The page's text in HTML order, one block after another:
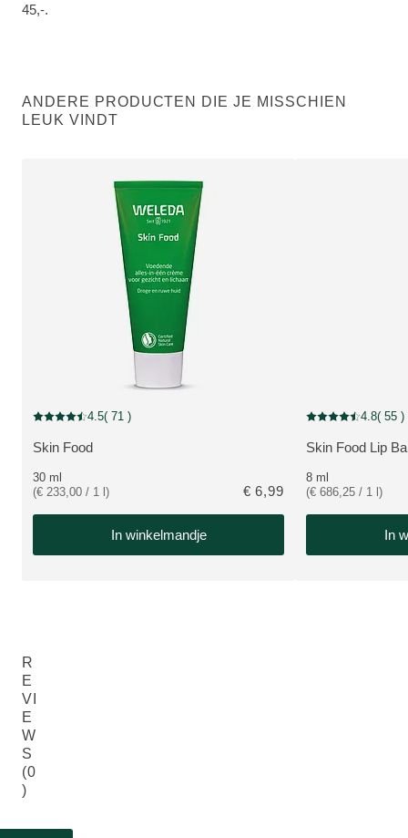
45,-.
ANDERE PRODUCTEN DIE JE MISSCHIEN
LEUK VINDT
BEKIJK PRODUCT:
Skin Food
Beoordeling: 4.5 van 5 beoordeeld door 71 personen
4.5( 71 )
30 ml
(€ 233,00 / 1 l)
€ 6,99
In winkelmandje
BEKIJK
Skin Food Lip
Beoordeling: 4.8
4.8( 55 )
8 ml
(€ 686,25 / 1 l)
In
R
E
VI
E
W
S
(0
)